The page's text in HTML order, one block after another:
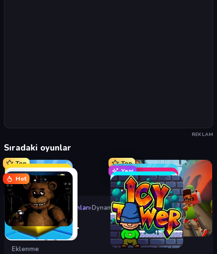
REKLAM
Sıradaki oyunlar
Top
Top
Yeni
Hot
Oyunlar›Aksiyon Oyunları›Dynamons 11
Dynamons 11
Eklenme